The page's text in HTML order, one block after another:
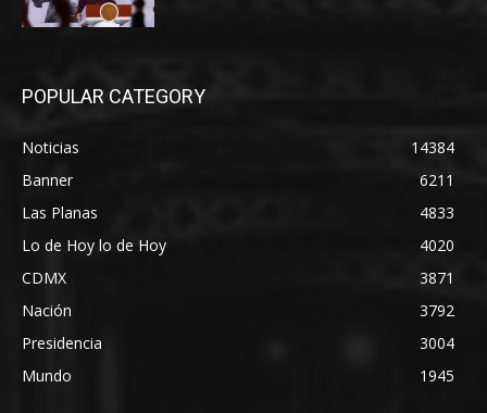
POPULAR CATEGORY
Noticias
14384
Banner
6211
Las Planas
4833
Lo de Hoy lo de Hoy
4020
CDMX
3871
Nación
3792
Presidencia
3004
Mundo
1945